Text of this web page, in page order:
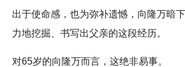
出于使命感，也为弥补遗憾，向隆万暗
力地挖掘、书写出父亲的这段经历。
对65岁的向隆万而言，这绝非易事。